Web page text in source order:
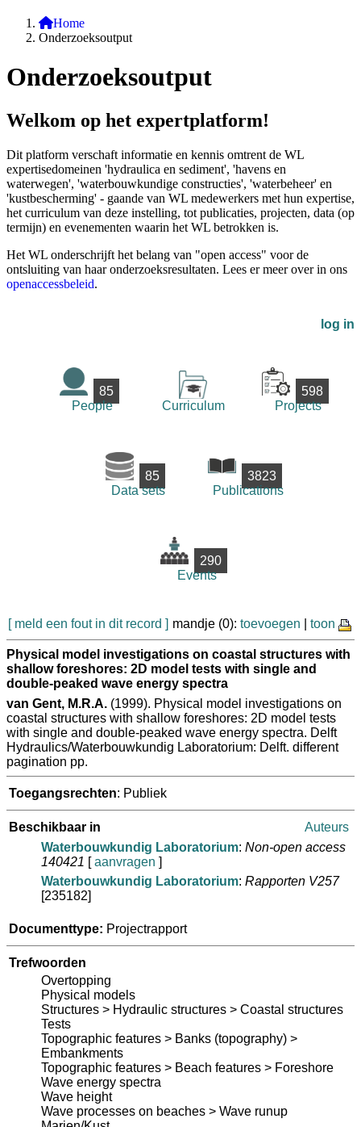
Home
Onderzoeksoutput
Onderzoeksoutput
Welkom op het expertplatform!
Dit platform verschaft informatie en kennis omtrent de WL
expertisedomeinen 'hydraulica en sediment', 'havens en
waterwegen', 'waterbouwkundige constructies', 'waterbeheer' en
'kustbescherming' - gaande van WL medewerkers met hun expertise,
het curriculum van deze instelling, tot publicaties, projecten, data (op
termijn) en evenementen waarin het WL betrokken is.
Het WL onderschrijft het belang van "open access" voor de
ontsluiting van haar onderzoeksresultaten. Lees er meer over in ons
openaccessbeleid.
log in
85
People
Curriculum
598
Projects
85
Data sets
3823
Publications
290
Events
[ meld een fout in dit record ] mandje (0): toevoegen toon
Physical model investigations on coastal structures with
shallow foreshores: 2D model tests with single and
double-peaked wave energy spectra
van Gent, M.R.A. (1999). Physical model investigations on
coastal structures with shallow foreshores: 2D model tests
with single and double-peaked wave energy spectra. Delft
Hydraulics/Waterbouwkundig Laboratorium: Delft. different
pagination pp.
Toegangsrechten: Publiek
Beschikbaar in
Auteurs
Waterbouwkundig Laboratorium: Non-open access
140421 [aanvragen ]
Waterbouwkundig Laboratorium: Rapporten V257
[235182]
Documenttype: Projectrapport
Trefwoorden
Overtopping
Physical models
Structures > Hydraulic structures > Coastal structures
Tests
Topographic features > Banks (topography) >
Embankments
Topographic features > Beach features > Foreshore
Wave energy spectra
Wave height
Wave processes on beaches > Wave runup